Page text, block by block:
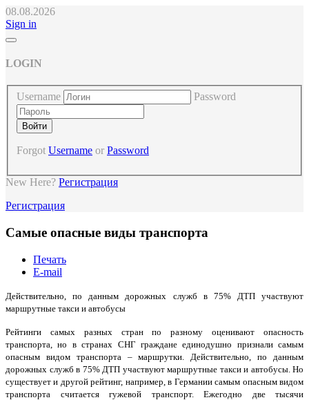
08.08.2026
Sign in
LOGIN
Username Password
Forgot Username or Password
New Here? Регистрация
Регистрация
Самые опасные виды транспорта
Печать
E-mail
Действительно, по данным дорожных служб в 75% ДТП участвуют
маршрутные такси и автобусы
Рейтинги самых разных стран по разному оценивают опасность
транспорта, но в странах СНГ граждане единодушно признали самым
опасным видом транспорта – маршрутки. Действительно, по данным
дорожных служб в 75% ДТП участвуют маршрутные такси и автобусы. Но
существует и другой рейтинг, например, в Германии самым опасным видом
транспорта считается гужевой транспорт. Ежегодно две тысячи